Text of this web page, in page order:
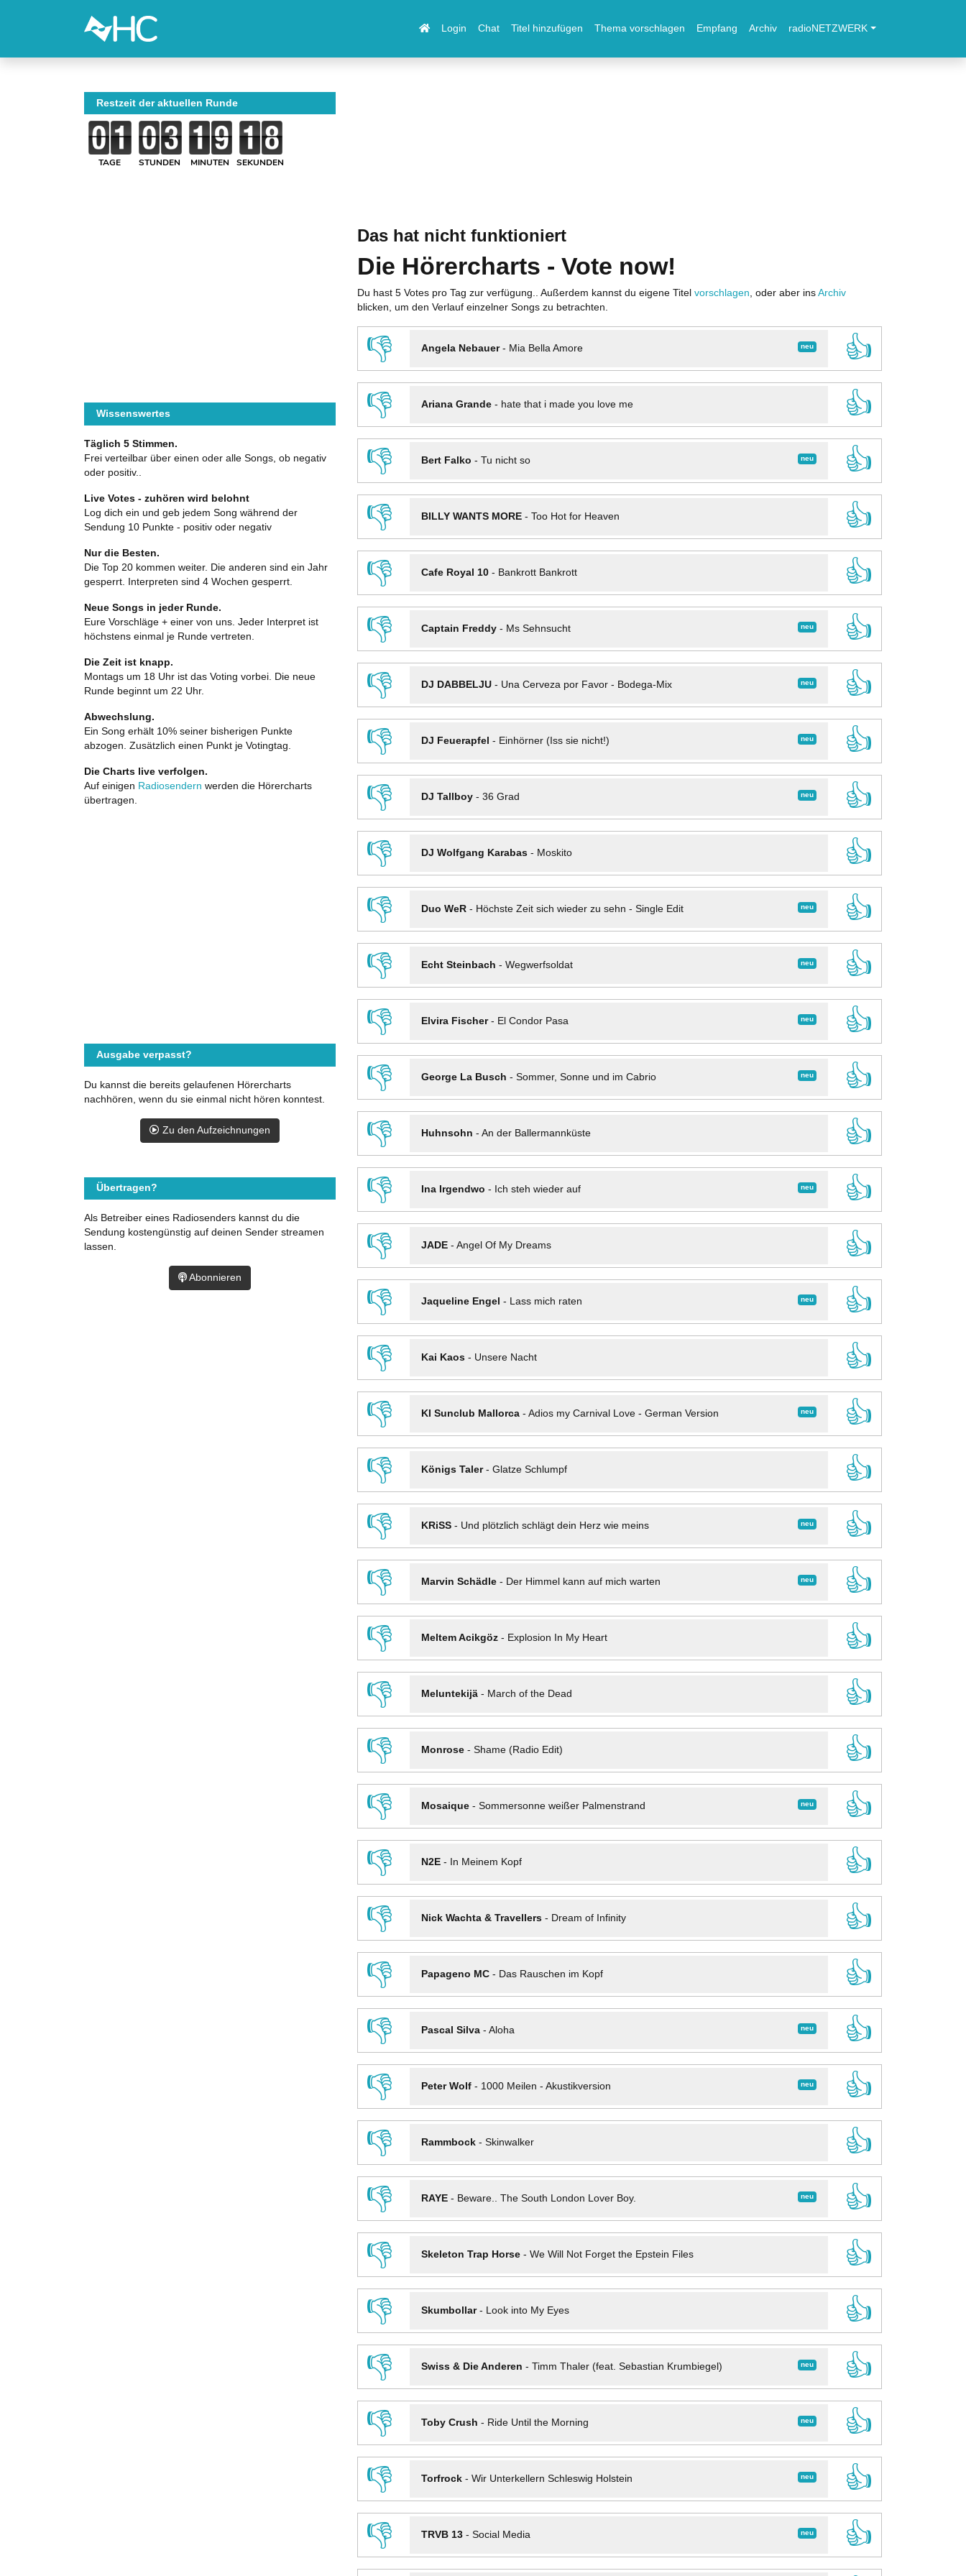
Login Chat Titel hinzufügen Thema vorschlagen Empfang Archiv radioNETZWERK
Das hat nicht funktioniert
Die Hörercharts - Vote now!
Du hast 5 Votes pro Tag zur verfügung.. Außerdem kannst du eigene Titel vorschlagen , oder aber ins Archiv
blicken, um den Verlauf einzelner Songs zu betrachten.
👎 neu
Angela Nebauer- Mia Bella Amore
👍
👎
Ariana Grande- hate that i made you love me
👍
👎
neu
Bert Falko - Tu nicht so
👍
👎
BILLY WANTS MORE- Too Hot for Heaven
👍
👎
Cafe Royal 10- Bankrott Bankrott
👍
👎
neu
Captain Freddy- Ms Sehnsucht
👍
👎
neu
DJ DABBELJU- Una Cerveza por Favor - Bodega-Mix
👍
👎
neu
DJ Feuerapfel - Einhörner (Iss sie nicht!)
👍
👎
neu
DJ Tallboy- 36 Grad
👍
👎
DJ Wolfgang Karabas- Moskito
👍
👎
neu
Duo WeR- Höchste Zeit sich wieder zu sehn - Single Edit
👍
👎
neu
Echt Steinbach - Wegwerfsoldat
👍
👎
neu
Elvira Fischer- El Condor Pasa
👍
👎
neu
George La Busch - Sommer, Sonne und im Cabrio
👍
👎
Huhnsohn - An der Ballermannküste
👍
👎
neu
Ina Irgendwo - Ich steh wieder auf
👍
👎
JADE- Angel Of My Dreams
👍
👎
neu
Jaqueline Engel - Lass mich raten
👍
👎
Kai Kaos- Unsere Nacht
👍
👎
neu
KI Sunclub Mallorca- Adios my Carnival Love - German Version
👍
👎
Königs Taler- Glatze Schlumpf
👍
👎
neu
KRiSS- Und plötzlich schlägt dein Herz wie meins
👍
👎
neu
Marvin Schädle- Der Himmel kann auf mich warten
👍
👎
Meltem Acikgöz- Explosion In My Heart
👍
👎
Meluntekijä- March of the Dead
👍
👎
Monrose- Shame (Radio Edit)
👍
👎
neu
Mosaique- Sommersonne weißer Palmenstrand
👍
👎
N2E- In Meinem Kopf
👍
👎
Nick Wachta & Travellers- Dream of Infinity
👍
👎
Papageno MC- Das Rauschen im Kopf
👍
👎
neu
Pascal Silva- Aloha
👍
👎
neu
Peter Wolf- 1000 Meilen - Akustikversion
👍
👎
Rammbock- Skinwalker
👍
👎
neu
RAYE- Beware.. The South London Lover Boy.
👍
👎
Skeleton Trap Horse- We Will Not Forget the Epstein Files
👍
👎
Skumbollar- Look into My Eyes
👍
👎
neu
Swiss & Die Anderen - Timm Thaler (feat. Sebastian Krumbiegel)
👍
👎
neu
Toby Crush - Ride Until the Morning
👍
👎
neu
Torfrock- Wir Unterkellern Schleswig Holstein
👍
👎
neu
TRVB 13- Social Media
👍
Restzeit der aktuellen Runde
TAGE STUNDEN MINUTEN SEKUNDEN
Wissenswertes
Täglich 5 Stimmen.
Frei verteilbar über einen oder alle Songs, ob negativ
oder positiv..
Live Votes - zuhören wird belohnt
Log dich ein und geb jedem Song während der
Sendung 10 Punkte - positiv oder negativ
Nur die Besten.
Die Top 20 kommen weiter. Die anderen sind ein Jahr
gesperrt. Interpreten sind 4 Wochen gesperrt.
Neue Songs in jeder Runde.
Eure Vorschläge + einer von uns. Jeder Interpret ist
höchstens einmal je Runde vertreten.
Die Zeit ist knapp.
Montags um 18 Uhr ist das Voting vorbei. Die neue
Runde beginnt um 22 Uhr.
Abwechslung.
Ein Song erhält 10% seiner bisherigen Punkte
abzogen. Zusätzlich einen Punkt je Votingtag.
Die Charts live verfolgen.
Auf einigen Radiosendern werden die Hörercharts
übertragen.
Ausgabe verpasst?
Du kannst die bereits gelaufenen Hörercharts
nachhören, wenn du sie einmal nicht hören konntest.
Zu den Aufzeichnungen
Übertragen?
Als Betreiber eines Radiosenders kannst du die
Sendung kostengünstig auf deinen Sender streamen
lassen.
Abonnieren